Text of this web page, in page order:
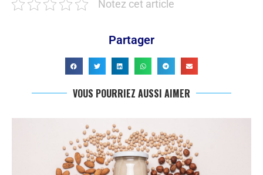
Notez cet article
Partager
VOUS POURRIEZ AUSSI AIMER